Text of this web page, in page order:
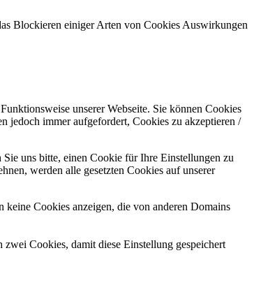
Blockieren einiger Arten von Cookies Auswirkungen
unserer Webseite. Sie können Cookies
jedoch immer aufgefordert, Cookies zu akzeptieren /
uns bitte, einen Cookie für Ihre Einstellungen zu
werden alle gesetzten Cookies auf unserer
Cookies anzeigen, die von anderen Domains
Cookies, damit diese Einstellung gespeichert